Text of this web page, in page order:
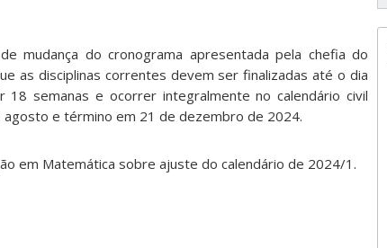
mudança do cronograma apresentada pela chefia do
as disciplinas correntes devem ser finalizadas até o dia
semanas e ocorrer integralmente no calendário civil
e término em 21 de dezembro de 2024.
em Matemática sobre ajuste do calendário de 2024/1.